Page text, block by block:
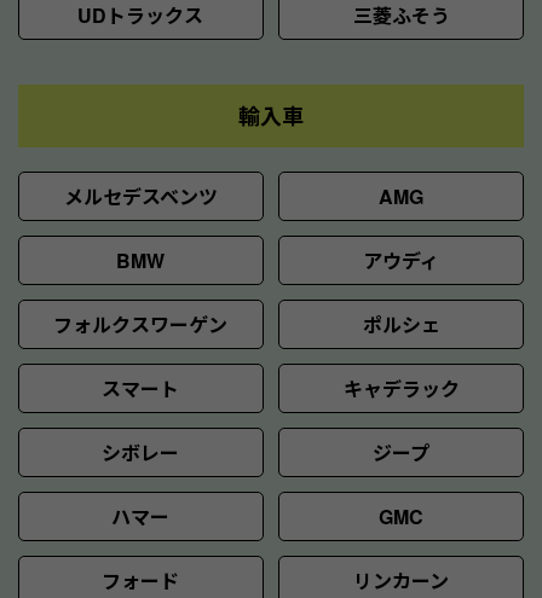
UDトラックス 三菱ふそう
輸入車
メルセデスベンツ AMG
BMW アウディ
フォルクスワーゲン ポルシェ
スマート キャデラック
シボレー ジープ
ハマー GMC
フォード リンカーン